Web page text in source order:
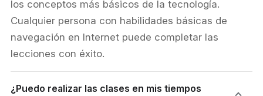
los conceptos más básicos de la tecnología.
Cualquier persona con habilidades básicas de
navegación en Internet puede completar las
lecciones con éxito.
¿Puedo realizar las clases en mis tiempos